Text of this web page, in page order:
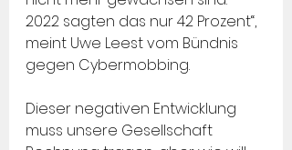
2022 sagten das nur 42 Prozent“,
meint Uwe Leest vom Bündnis
gegen Cybermobbing.
Dieser negativen Entwicklung
muss unsere Gesellschaft